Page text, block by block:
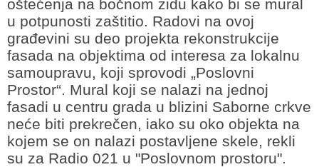
oštećenja na bočnom zidu kako bi se mural
u potpunosti zaštitio. Radovi na ovoj
građevini su deo projekta rekonstrukcije
fasada na objektima od interesa za lokalnu
samoupravu, koji sprovodi „Poslovni
Prostor“. Mural koji se nalazi na jednoj
fasadi u centru grada u blizini Saborne crkve
neće biti prekrečen, iako su oko objekta na
kojem se on nalazi postavljene skele, rekli
su za Radio 021 u "Poslovnom prostoru".